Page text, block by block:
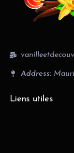
Address:
Liens utiles